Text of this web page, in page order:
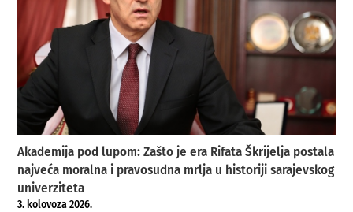
Akademija pod lupom: Zašto je era Rifata Škrijelja postala
najveća moralna i pravosudna mrlja u historiji sarajevskog
univerziteta
3. kolovoza 2026.